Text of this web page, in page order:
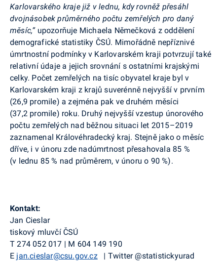
Karlovarského kraje již v lednu, kdy rovněž přesáhl
dvojnásobek průměrného počtu zemřelých pro daný
měsíc,“upozorňuje Michaela Němečková z oddělení
demografické statistiky ČSÚ. Mimořádně nepříznivé
úmrtnostní podmínky v Karlovarském kraji potvrzují také
relativní údaje a jejich srovnání s ostatními krajskými
celky. Počet zemřelých na tisíc obyvatel kraje byl v
Karlovarském kraji z krajů suverénně nejvyšší v prvním
(26,9 promile) a zejména pak ve druhém měsíci
(37,2 promile) roku. Druhý nejvyšší vzestup únorového
počtu zemřelých nad běžnou situaci let 2015–2019
zaznamenal Královéhradecký kraj. Stejně jako o měsíc
dříve, i v únoru zde nadúmrtnost přesahovala 85 %
(v lednu 85 % nad průměrem, v únoru o 90 %).
Kontakt:
Jan Cieslar
tiskový mluvčí ČSÚ
T 274 052 017 | M 604 149 190
E jan.cieslar@csu.gov.cz | Twitter@statistickyurad